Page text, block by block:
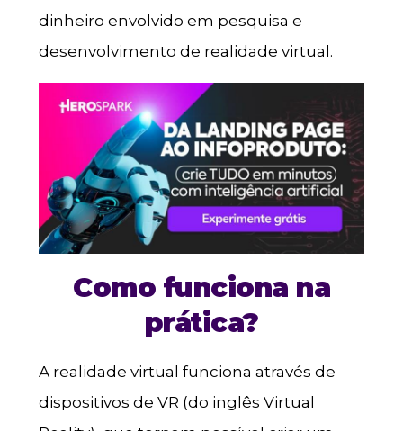
dinheiro envolvido em pesquisa e
desenvolvimento de realidade virtual.
Como funciona na
prática?
A realidade virtual funciona através de
dispositivos de VR (do inglês Virtual